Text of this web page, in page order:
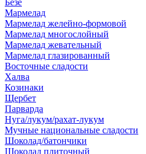
Безе
Мармелад
Мармелад желейно-формовой
Мармелад многослойный
Мармелад жевательный
Мармелад глазированный
Восточные сладости
Халва
Козинаки
Щербет
Парварда
Нуга/лукум/рахат-лукум
Мучные национальные сладости
Шоколад/батончики
Шоколад плиточный